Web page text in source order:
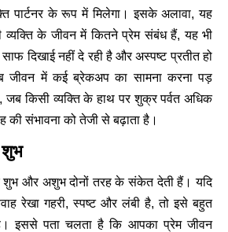
पार्टनर के रूप में मिलेगा। इसके अलावा, यह
व्यक्ति के जीवन में कितने प्रेम संबंध हैं, यह भी
दिखाई नहीं दे रही है और अस्पष्ट प्रतीत हो
जीवन में कई ब्रेकअप का सामना करना पड़
किसी व्यक्ति के हाथ पर शुक्र पर्वत अधिक
की संभावना को तेजी से बढ़ाता है।
शुभ
शुभ और अशुभ दोनों तरह के संकेत देती हैं। यदि
रेखा गहरी, स्पष्ट और लंबी है, तो इसे बहुत
है। इससे पता चलता है कि आपका प्रेम जीवन